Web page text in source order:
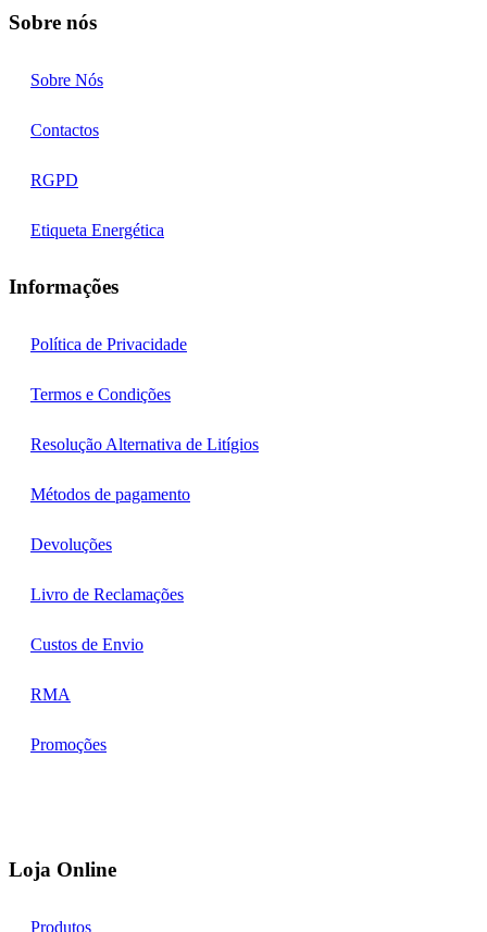
Sobre nós
Sobre Nós
Contactos
RGPD
Etiqueta Energética
Informações
Política de Privacidade
Termos e Condições
Resolução Alternativa de Litígios
Métodos de pagamento
Devoluções
Livro de Reclamações
Custos de Envio
RMA
Promoções
Loja Online
Produtos